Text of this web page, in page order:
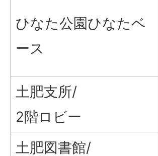
ひなた公園ひなたベ
ース
土肥支所/
2階ロビー
土肥図書館/